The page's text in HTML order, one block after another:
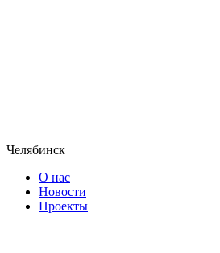
Челябинск
О нас
Новости
Проекты